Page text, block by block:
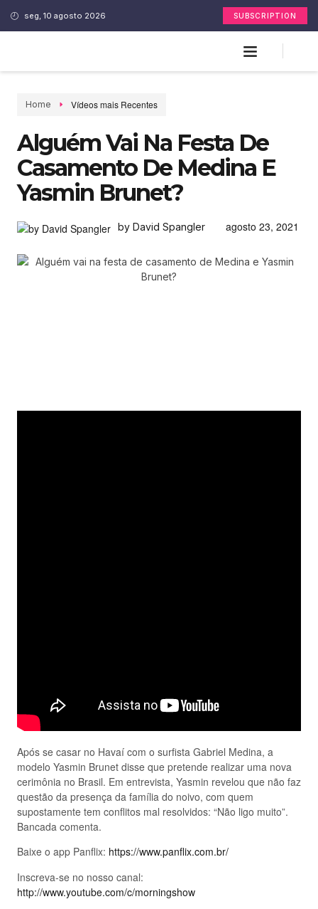
seg, 10 agosto 2026 SUBSCRIPTION
Home Vídeos mais Recentes
Alguém Vai Na Festa De
Casamento De Medina E
Yasmin Brunet?
by David Spangler agosto 23, 2021
Após se casar no Havaí com o surfista Gabriel Medina, a
modelo Yasmin Brunet disse que pretende realizar uma nova
cerimônia no Brasil. Em entrevista, Yasmin revelou que não faz
questão da presença da família do noivo, com quem
supostamente tem conflitos mal resolvidos: “Não ligo muito”.
Bancada comenta.
Baixe o app Panflix: https://www.panflix.com.br/
Inscreva-se no nosso canal:
http://www.youtube.com/c/morningshow